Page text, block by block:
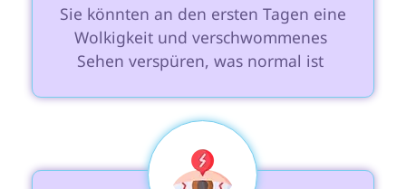
Wolkigkeit und verschwommenes
Sehen verspüren, was normal ist